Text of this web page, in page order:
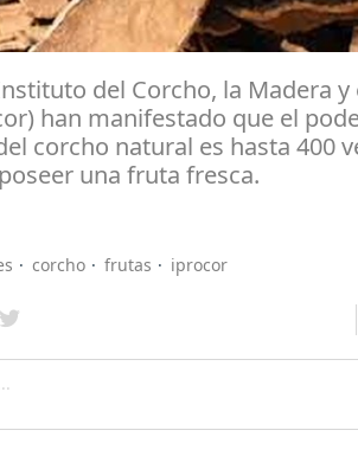
del Corcho, la Madera y
han manifestado que el
corcho natural es hasta 400
una fruta fresca.
corcho frutas iprocor